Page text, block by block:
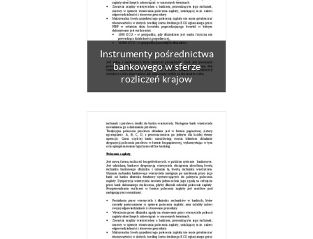
Instrumenty pośrednictwa
bankowego w sferze
rozliczeń krajow